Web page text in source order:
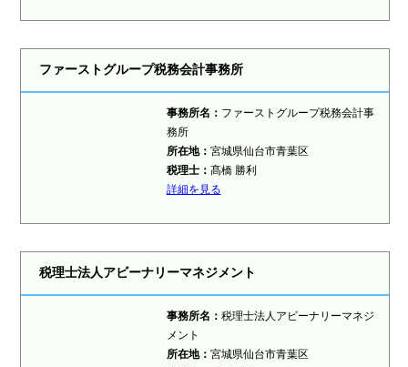
ファーストグループ税務会計事務所
事務所名： ファーストグループ税務会計事
務所
所在地： 宮城県仙台市青葉区
税理士： 髙橋 勝利
詳細を見る
税理士法人アビーナリーマネジメント
事務所名： 税理士法人アビーナリーマネジ
メント
所在地： 宮城県仙台市青葉区